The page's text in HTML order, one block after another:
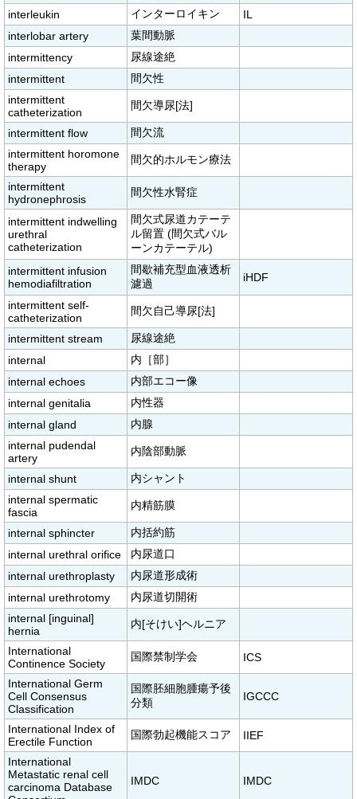
interleukin
インターロイキン
IL
interlobar artery
葉間動脈
intermittency
尿線途絶
intermittent
間欠性
intermittent
catheterization
間欠導尿[法]
intermittent flow
間欠流
intermittent horomone
therapy
間欠的ホルモン療法
intermittent
hydronephrosis
間欠性水腎症
intermittent indwelling
urethral
catheterization
間欠式尿道カテーテ
ル留置 (間欠式バル
ーンカテーテル)
intermittent infusion
hemodiafiltration
間歇補充型血液透析
濾過
iHDF
intermittent self-
catheterization
間欠自己導尿[法]
intermittent stream
尿線途絶
internal
内［部］
internal echoes
内部エコー像
internal genitalia
内性器
internal gland
内腺
internal pudendal
artery
内陰部動脈
internal shunt
内シャント
internal spermatic
fascia
内精筋膜
internal sphincter
内括約筋
internal urethral orifice
内尿道口
internal urethroplasty
内尿道形成術
internal urethrotomy
内尿道切開術
internal [inguinal]
hernia
内[そけい]ヘルニア
International
Continence Society
国際禁制学会 ICS
International Germ
Cell Consensus
Classification
国際胚細胞腫瘍予後
分類
IGCCC
International Index of
Erectile Function
国際勃起機能スコア IIEF
International
Metastatic renal cell
carcinoma Database
IMDC IMDC